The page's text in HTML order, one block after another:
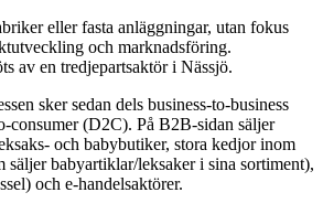
eller fasta anläggningar, utan fokus
och marknadsföring.
av en tredjepartsaktör i Nässjö.
sker sedan dels business-to-business
consumer (D2C). På B2B-sidan säljer
och babybutiker, stora kedjor inom
säljer babyartiklar/leksaker i sina sortiment),
och e-handelsaktörer.